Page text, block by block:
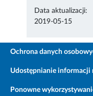
Data aktualizacji:
2019-05-15
Ochrona danych
Udostępnianie informacji
Ponowne